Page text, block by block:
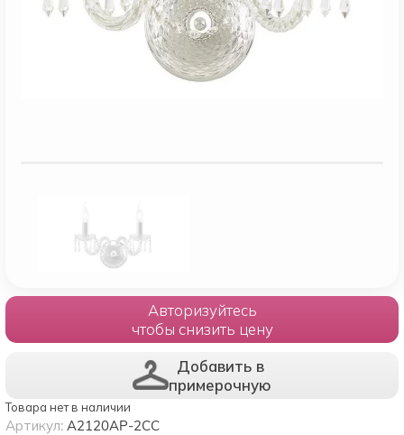
Авторизуйтесь
чтобы снизить цену
Добавить в
примерочную
Товара нет в наличии
Артикул: A2120AP-2CC